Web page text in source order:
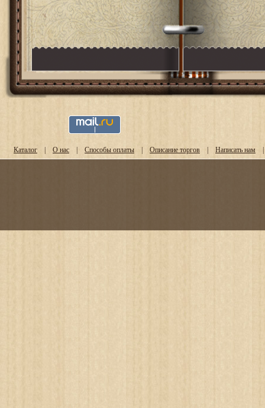
Каталог | О нас | Способы оплаты | Описание торгов | Написать нам |